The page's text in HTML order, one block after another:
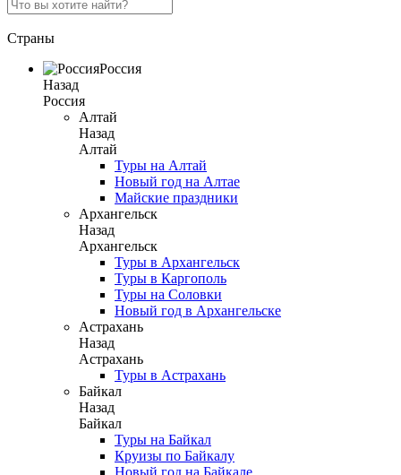
Страны
Россия
Назад
Россия
Алтай
Назад
Алтай
Туры на Алтай
Новый год на Алтае
Майские праздники
Архангельск
Назад
Архангельск
Туры в Архангельск
Туры в Каргополь
Туры на Соловки
Новый год в Архангельске
Астрахань
Назад
Астрахань
Туры в Астрахань
Байкал
Назад
Байкал
Туры на Байкал
Круизы по Байкалу
Новый год на Байкале